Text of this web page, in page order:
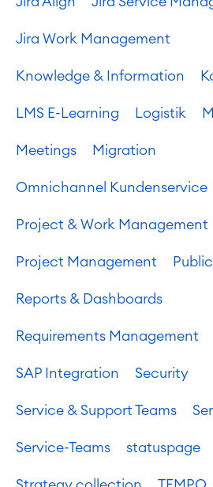
Asset
Project &
Überstunden
LMS /
Reports und
Virtual Office
Artificial
SAP
SERVICES
ÜBER UNS
■
■
■
■
Jira Work Management
Knowledge & Information
LMS E-Learning Logistik
Meetings Migration
Omnichannel Kundenservice
Project & Work Management
Project Management
Reports & Dashboards
Requirements Management
SAP Integration Security
Service & Support Teams
Service-Teams statuspage